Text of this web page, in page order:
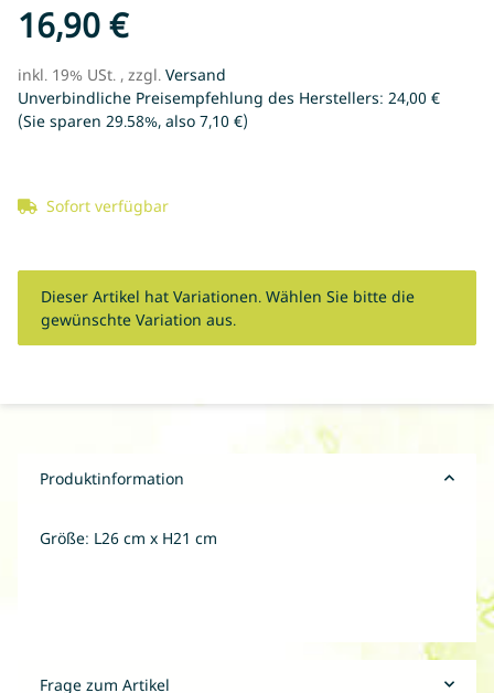
16,90 €
inkl. 19% USt. , zzgl. Versand
Unverbindliche Preisempfehlung des Herstellers: 24,00 €
(Sie sparen 29.58%, also 7,10 €)
Sofort verfügbar
x
Dieser Artikel hat Variationen. Wählen Sie bitte die
gewünschte Variation aus.
Produktinformation
Größe: L26 cm x H21 cm
Frage zum Artikel